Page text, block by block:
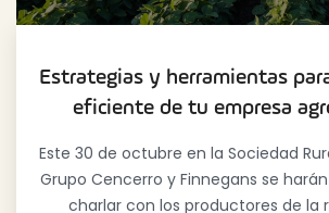
Estrategias y herramientas
eficiente de tu empresa
Este 30 de octubre en la Sociedad
Grupo Cencerro y Finnegans se
charlar con los productores de la